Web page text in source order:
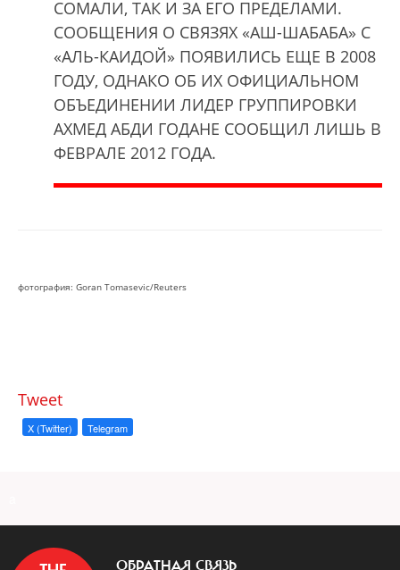
СОМАЛИ, ТАК И ЗА ЕГО ПРЕДЕЛАМИ.
СООБЩЕНИЯ О СВЯЗЯХ «АШ-ШАБАБА» С
«АЛЬ-КАИДОЙ» ПОЯВИЛИСЬ ЕЩЕ В 2008
ГОДУ, ОДНАКО ОБ ИХ ОФИЦИАЛЬНОМ
ОБЪЕДИНЕНИИ ЛИДЕР ГРУППИРОВКИ
АХМЕД АБДИ ГОДАНЕ СООБЩИЛ ЛИШЬ В
ФЕВРАЛЕ 2012 ГОДА.
фотография: Goran Tomasevic/Reuters
Tweet
X (Twitter) Telegram
ОБРАТНАЯ СВЯЗЬ